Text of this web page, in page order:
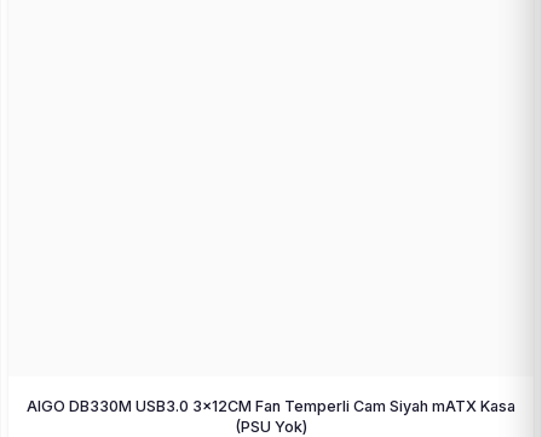
AIGO DB330M USB3.0 3×12CM Fan Temperli Cam Siyah mATX Kasa
(PSU Yok)